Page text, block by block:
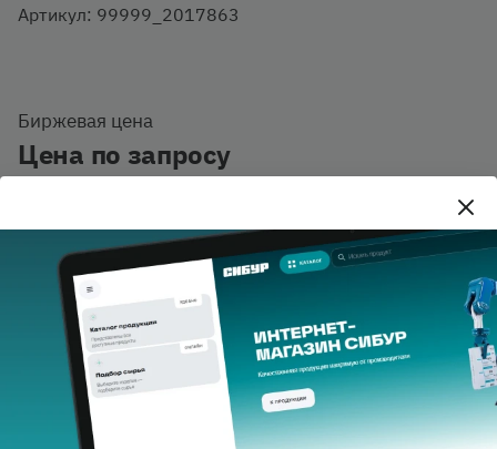
Артикул: 99999_2017863
Биржевая цена
Цена по запросу
Количество тонн
Добавить в корзину
Купить в 1 клик